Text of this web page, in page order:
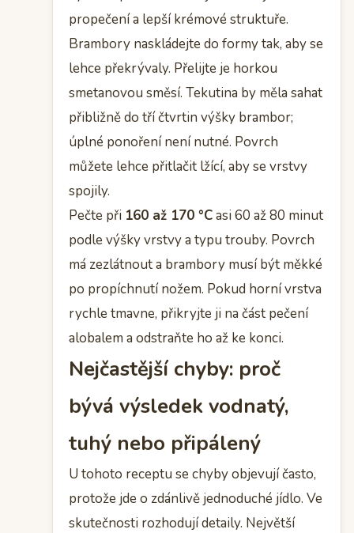
propečení a lepší krémové struktuře.
Brambory naskládejte do formy tak, aby se
lehce překrývaly. Přelijte je horkou
smetanovou směsí. Tekutina by měla sahat
přibližně do tří čtvrtin výšky brambor;
úplné ponoření není nutné. Povrch
můžete lehce přitlačit lžící, aby se vrstvy
spojily.
Pečte při 160 až 170 °Casi 60 až 80 minut
podle výšky vrstvy a typu trouby. Povrch
má zezlátnout a brambory musí být měkké
po propíchnutí nožem. Pokud horní vrstva
rychle tmavne, přikryjte ji na část pečení
alobalem a odstraňte ho až ke konci.
Nejčastější chyby: proč
bývá výsledek vodnatý,
tuhý nebo připálený
U tohoto receptu se chyby objevují často,
protože jde o zdánlivě jednoduché jídlo. Ve
skutečnosti rozhodují detaily. Největší